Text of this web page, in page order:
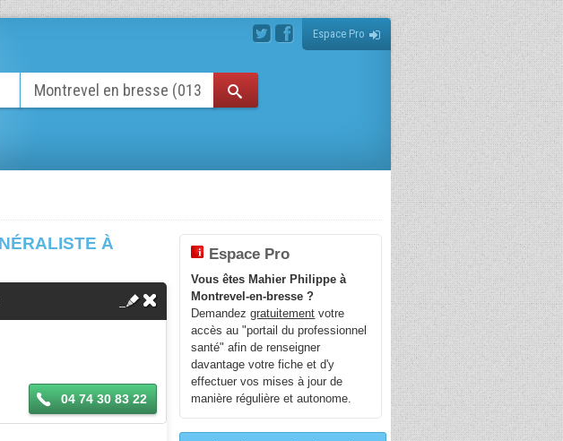
Espace Pro
À
04 74 30 83 22
Espace Pro
Vous êtes Mahier Philippe à
Montrevel-en-bresse ?
Demandezgratuitement votre
accès au "portail du professionnel
santé" afin de renseigner
davantage votre fiche et d'y
effectuer vos mises à jour de
manière régulière et autonome.